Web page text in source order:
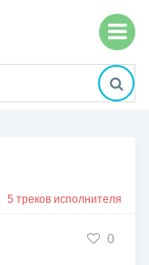
5 треков исполнителя
0